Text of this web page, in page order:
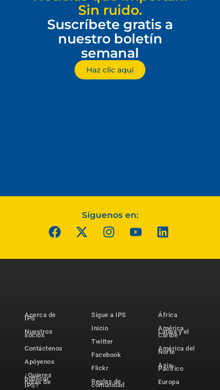
Sin ruido.
Suscríbete gratis a
nuestro boletín
semanal
Haz clic aquí
Síguenos en:
Acerca de
IPS
Nuestros
socios
Contáctenos
Apóyenos
¿Quieres
publicar
notas de
IPS?
Sigue a IPS
Inicio
Twitter
Facebook
Flickr
Reglas de
comunidad
África
América
Latina y el
Caribe
América del
Norte
Asia-
Pacífico
Europa